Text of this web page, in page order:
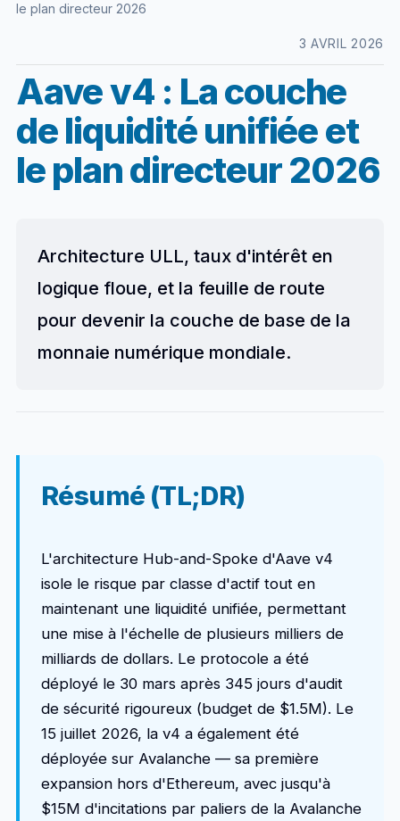
le plan directeur 2026
3 AVRIL 2026
Aave v4 : La couche
de liquidité unifiée et
le plan directeur 2026
Architecture ULL, taux d'intérêt en
logique floue, et la feuille de route
pour devenir la couche de base de la
monnaie numérique mondiale.
Résumé (TL;DR)
L'architecture Hub-and-Spoke d'Aave v4
isole le risque par classe d'actif tout en
maintenant une liquidité unifiée, permettant
une mise à l'échelle de plusieurs milliers de
milliards de dollars. Le protocole a été
déployé le 30 mars après 345 jours d'audit
de sécurité rigoureux (budget de $1.5M). Le
15 juillet 2026, la v4 a également été
déployée sur Avalanche — sa première
expansion hors d'Ethereum, avec jusqu'à
$15M d'incitations par paliers de la Avalanche